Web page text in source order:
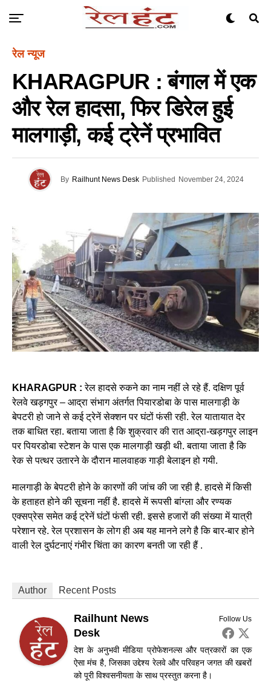
रेल न्यूज
KHARAGPUR : बंगाल में एक
और रेल हादसा, फिर डिरेल हुई
मालगाड़ी, कई ट्रेनें प्रभावित
By Railhunt News Desk Published November 24, 2024
KHARAGPUR : रेल हादसे रुकने का नाम नहीं ले रहे हैं. दक्षिण पूर्व
रेलवे खड़गपुर – आद्रा संभाग अंतर्गत पियारडोबा के पास मालगाड़ी के
बेपटरी हो जाने से कई ट्रेनें सेक्शन पर घंटों फंसी रही. रेल यातायात देर
तक बाधित रहा. बताया जाता है कि शुक्रवार की रात आद्रा-खड़गपुर लाइन
पर पियरडोबा स्टेशन के पास एक मालगाड़ी खड़ी थी. बताया जाता है कि
रेक से पत्थर उतारने के दौरान मालवाहक गाड़ी बेलाइन हो गयी.
मालगाड़ी के बेपटरी होने के कारणों की जांच की जा रही है. हादसे में किसी
के हताहत होने की सूचना नहीं है. हादसे में रूपसी बांग्ला और रण्यक
एक्सप्रेस समेत कई ट्रेनें घंटों फंसी रही. इससे हजारों की संख्या में यात्री
परेशान रहे. रेल प्रशासन के लोग ही अब यह मानने लगे है कि बार-बार होने
वाली रेल दुर्घटनाएं गंभीर चिंता का कारण बनती जा रही हैं .
Author Recent Posts
Follow Us
Railhunt News
Desk
देश के अनुभवी मीडिया प्रोफेशनल्स और पत्रकारों का एक
ऐसा मंच है, जिसका उद्देश्य रेलवे और परिवहन जगत की खबरों
को पूरी विश्वसनीयता के साथ प्रस्तुत करना है।